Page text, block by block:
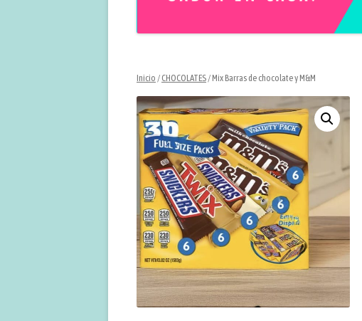
Inicio / CHOCOLATES/ Mix Barras de chocolate y M&M